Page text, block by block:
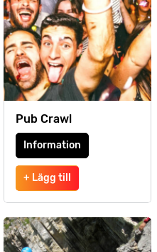
Pub Crawl
Information
+ Lägg till